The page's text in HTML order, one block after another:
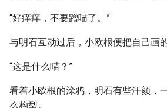
“好痒痒，不要蹭喵了。”
与明石互动过后，小欧根便把自己画
“这是什么喵？”
看着小欧根的涂鸦，明石有些汗颜，
么构型。